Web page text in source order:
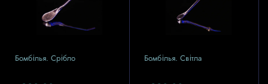
Бомбілья. Срібло Бомбілья. Світла